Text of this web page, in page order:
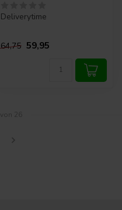
Deliverytime
64,75 59,95
von 26